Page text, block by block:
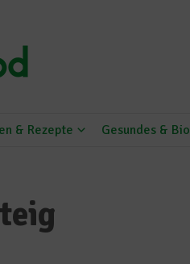
& Rezepte Gesundes & Bio